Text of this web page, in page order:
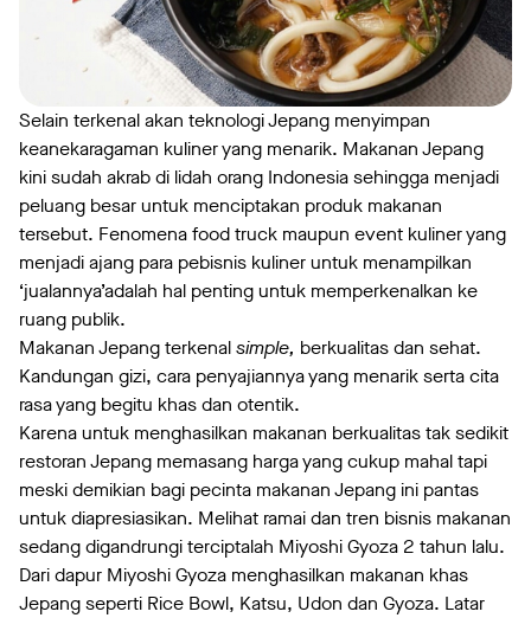
Selain terkenal akan teknologi Jepang menyimpan
keanekaragaman kuliner yang menarik. Makanan Jepang
kini sudah akrab di lidah orang Indonesia sehingga menjadi
peluang besar untuk menciptakan produk makanan
tersebut. Fenomena food truck maupun event kuliner yang
menjadi ajang para pebisnis kuliner untuk menampilkan
‘jualannya’adalah hal penting untuk memperkenalkan ke
ruang publik.
Makanan Jepang terkenalsimple, berkualitas dan sehat.
Kandungan gizi, cara penyajiannya yang menarik serta cita
rasa yang begitu khas dan otentik.
Karena untuk menghasilkan makanan berkualitas tak sedikit
restoran Jepang memasang harga yang cukup mahal tapi
meski demikian bagi pecinta makanan Jepang ini pantas
untuk diapresiasikan. Melihat ramai dan tren bisnis makanan
sedang digandrungi terciptalah Miyoshi Gyoza 2 tahun lalu.
Dari dapur Miyoshi Gyoza menghasilkan makanan khas
Jepang seperti Rice Bowl, Katsu, Udon dan Gyoza. Latar